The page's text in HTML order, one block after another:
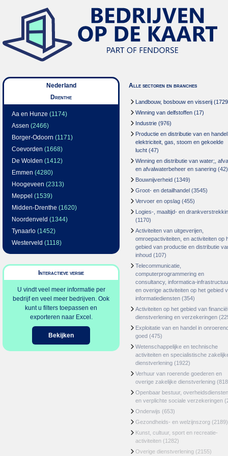
Nederland
Drenthe
Aa en Hunze (1174)
Assen (2466)
Borger-Odoorn (1171)
Coevorden (1668)
De Wolden (1412)
Emmen (4280)
Hoogeveen (2313)
Meppel (1539)
Midden-Drenthe (1620)
Noordenveld (1344)
Tynaarlo (1452)
Westerveld (1118)
Interactieve versie
U vindt veel meer informatie per
bedrijf en veel meer bedrijven. Ook
kunt u filters toepassen en
exporteren naar Excel.
Bekijken
Alle sectoren en branches
Landbouw, bosbouw en visserij
Winning van delfstoffen (17)
Industrie (976)
Productie en distributie van en
elektriciteit, gas, stoom en gekoelde
lucht (47)
Winning en distributie van water;,
en afvalwaterbeheer en sanering (42)
Bouwnijverheid (1349)
Groot- en detailhandel (3545)
Vervoer en opslag (455)
Logies-, maaltijd- en
(1170)
Activiteiten van uitgeverijen,
omroepactiviteiten, en activiteiten op
gebied van productie en distributie
inhoud (107)
Telecommunicatie,
computerprogrammering en
consultancy, informatica-
en overige activiteiten op het gebied
informatiediensten (354)
Activiteiten op het gebied van
dienstverlening en verzekeringen
Exploitatie van en handel in
goed (475)
Wetenschappelijke en technische
activiteiten en specialistische
dienstverlening (1922)
Verhuur van roerende goederen en
overige zakelijke dienstverlening
Openbaar bestuur, overheidsdiensten
en verplichte sociale verzekeringen
Onderwijs (653)
Gezondheids- en welzijnszorg (2189)
Kunst, cultuur, sport en recreatie-
activiteiten (1282)
Overige dienstverlening (2155)